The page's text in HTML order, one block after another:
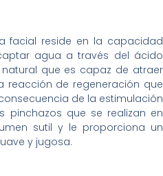
facial reside en la capacidad
agua a través del ácido
que es capaz de atraer
reacción de regeneración que
de la estimulación
pinchazos que se realizan en
sutil y le proporciona un
y jugosa.